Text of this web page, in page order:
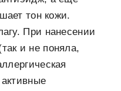
тон кожи.
При нанесении
и не поняла,